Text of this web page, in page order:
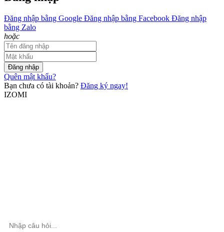
Đăng nhập bằng Google Đăng nhập bằng Facebook Đăng nhập
bằng Zalo
hoặc
Đăng nhập
Quên mật khẩu?
Bạn chưa có tài khoản? Đăng ký ngay!
IZOMI